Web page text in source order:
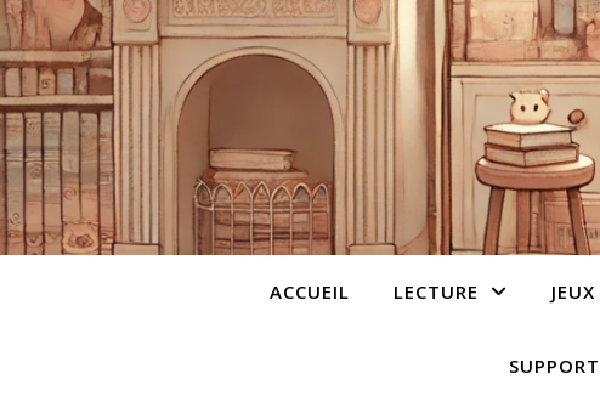
ACCUEIL LECTURE